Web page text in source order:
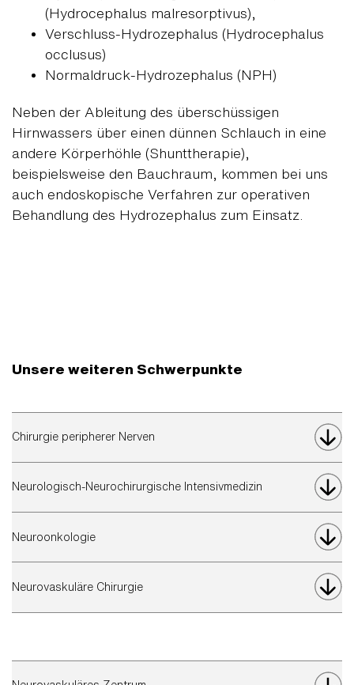
(Hydrocephalus malresorptivus),
Verschluss-Hydrozephalus (Hydrocephalus
occlusus)
Normaldruck-Hydrozephalus (NPH)
Neben der Ableitung des überschüssigen
Hirnwassers über einen dünnen Schlauch in eine
andere Körperhöhle (Shunttherapie),
beispielsweise den Bauchraum, kommen bei uns
auch endoskopische Verfahren zur operativen
Behandlung des Hydrozephalus zum Einsatz.
Unsere weiteren Schwerpunkte
Chirurgie peripherer Nerven
Neurologisch-Neurochirurgische Intensivmedizin
Neuroonkologie
Neurovaskuläre Chirurgie